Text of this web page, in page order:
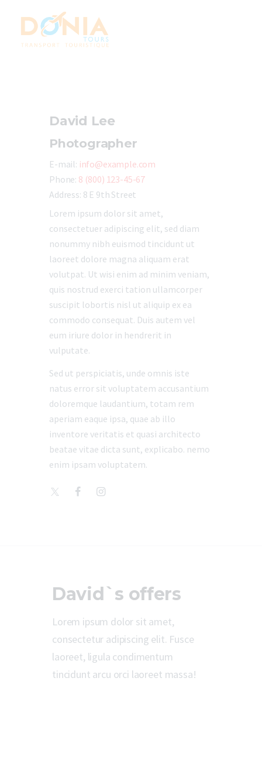
Nos services
Contact
David Lee
Photographer
E-mail: info@example.com
Phone: 8 (800) 123-45-67
Address: 8 E 9th Street
Lorem ipsum dolor sit amet,
consectetuer adipiscing elit, sed diam
nonummy nibh euismod tincidunt ut
laoreet dolore magna aliquam erat
volutpat. Ut wisi enim ad minim veniam,
quis nostrud exerci tation ullamcorper
suscipit lobortis nisl ut aliquip ex ea
commodo consequat. Duis autem vel
eum iriure dolor in hendrerit in
vulputate.
Sed ut perspiciatis, unde omnis iste
natus error sit voluptatem accusantium
doloremque laudantium, totam rem
aperiam eaque ipsa, quae ab illo
inventore veritatis et quasi architecto
beatae vitae dicta sunt, explicabo. nemo
enim ipsam voluptatem.
David`s offers
Lorem ipsum dolor sit amet,
consectetur adipiscing elit. Fusce
laoreet, ligula condimentum
tincidunt arcu orci laoreet massa!